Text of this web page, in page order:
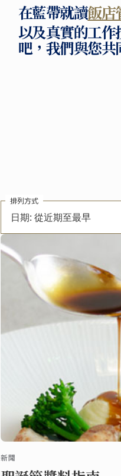
在藍帶就讀飯店
以及真實的工
吧，我們與您共
日期: 從近期至最早
排列方式
新聞